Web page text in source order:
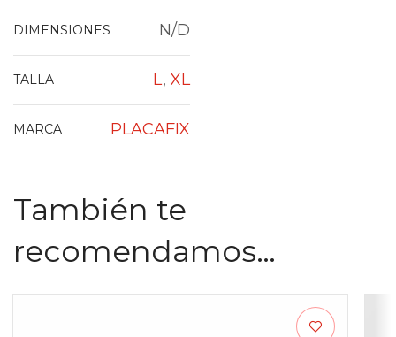
DIMENSIONES N/D
TALLA L, XL
MARCA PLACAFIX
También te
recomendamos…